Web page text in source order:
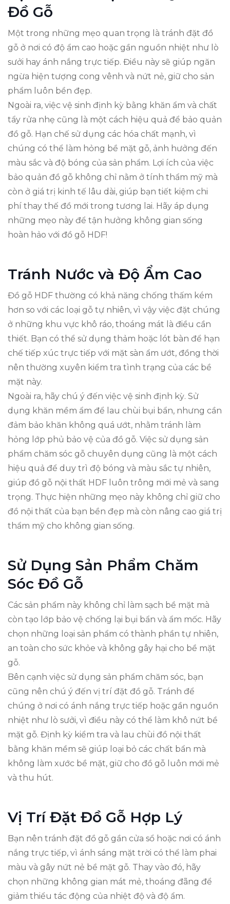
Đồ Gỗ
Một trong những mẹo quan trọng là tránh đặt đồ
gỗ ở nơi có độ ẩm cao hoặc gần nguồn nhiệt như lò
sưởi hay ánh nắng trực tiếp. Điều này sẽ giúp ngăn
ngừa hiện tượng cong vênh và nứt nẻ, giữ cho sản
phẩm luôn bền đẹp.
Ngoài ra, việc vệ sinh định kỳ bằng khăn ẩm và chất
tẩy rửa nhẹ cũng là một cách hiệu quả để bảo quản
đồ gỗ. Hạn chế sử dụng các hóa chất mạnh, vì
chúng có thể làm hỏng bề mặt gỗ, ảnh hưởng đến
màu sắc và độ bóng của sản phẩm. Lợi ích của việc
bảo quản đồ gỗ không chỉ nằm ở tính thẩm mỹ mà
còn ở giá trị kinh tế lâu dài, giúp bạn tiết kiệm chi
phí thay thế đồ mới trong tương lai. Hãy áp dụng
những mẹo này để tận hưởng không gian sống
hoàn hảo với đồ gỗ HDF!
Tránh Nước và Độ Ẩm Cao
Đồ gỗ HDF thường có khả năng chống thấm kém
hơn so với các loại gỗ tự nhiên, vì vậy việc đặt chúng
ở những khu vực khô ráo, thoáng mát là điều cần
thiết. Bạn có thể sử dụng thảm hoặc lót bàn để hạn
chế tiếp xúc trực tiếp với mặt sàn ẩm ướt, đồng thời
nên thường xuyên kiểm tra tình trạng của các bề
mặt này.
Ngoài ra, hãy chú ý đến việc vệ sinh định kỳ. Sử
dụng khăn mềm ẩm để lau chùi bụi bẩn, nhưng cần
đảm bảo khăn không quá ướt, nhằm tránh làm
hỏng lớp phủ bảo vệ của đồ gỗ. Việc sử dụng sản
phẩm chăm sóc gỗ chuyên dụng cũng là một cách
hiệu quả để duy trì độ bóng và màu sắc tự nhiên,
giúp đồ gỗ nội thất HDF luôn trông mới mẻ và sang
trọng. Thực hiện những mẹo này không chỉ giữ cho
đồ nội thất của bạn bền đẹp mà còn nâng cao giá trị
thẩm mỹ cho không gian sống.
Sử Dụng Sản Phẩm Chăm
Sóc Đồ Gỗ
Các sản phẩm này không chỉ làm sạch bề mặt mà
còn tạo lớp bảo vệ chống lại bụi bẩn và ẩm mốc. Hãy
chọn những loại sản phẩm có thành phần tự nhiên,
an toàn cho sức khỏe và không gây hại cho bề mặt
gỗ.
Bên cạnh việc sử dụng sản phẩm chăm sóc, bạn
cũng nên chú ý đến vị trí đặt đồ gỗ. Tránh để
chúng ở nơi có ánh nắng trực tiếp hoặc gần nguồn
nhiệt như lò sưởi, vì điều này có thể làm khô nứt bề
mặt gỗ. Định kỳ kiểm tra và lau chùi đồ nội thất
bằng khăn mềm sẽ giúp loại bỏ các chất bẩn mà
không làm xước bề mặt, giữ cho đồ gỗ luôn mới mẻ
và thu hút.
Vị Trí Đặt Đồ Gỗ Hợp Lý
Bạn nên tránh đặt đồ gỗ gần cửa sổ hoặc nơi có ánh
nắng trực tiếp, vì ánh sáng mặt trời có thể làm phai
màu và gây nứt nẻ bề mặt gỗ. Thay vào đó, hãy
chọn những không gian mát mẻ, thoáng đãng để
giảm thiểu tác động của nhiệt độ và độ ẩm.